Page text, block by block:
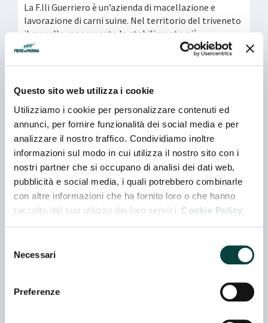
Questo sito web utilizza i cookie
Utilizziamo i cookie per personalizzare contenuti ed
annunci, per fornire funzionalità dei social media e per
analizzare il nostro traffico. Condividiamo inoltre
informazioni sul modo in cui utilizza il nostro sito con i
nostri partner che si occupano di analisi dei dati web,
pubblicità e social media, i quali potrebbero combinarle
con altre informazioni che ha fornito loro o che hanno
raccolto dal suo utilizzo dei loro servizi. Cookie Policy.
delNecessari
Preferenze
La F.lli Guerriero è un’azienda di macellazione e
lavorazione di carni suine. Nel territorio del triveneto
il macello rappresenta lo stabilimento più
importante. Adiacente al macello si trova il
salumificio, dotato di impianti e macchinari di
vista tecnologico, senza far perdere al prodotto la
grande prosciuttificio inserito nel circuito del
Prosciutto Veneto Dop, Prosciuttificio Ducale Srl. Ad
oggi l'azienda è autorizzata all'esportazione in
Giappone, Canada, Hong Kong, Ecuador e Brasile.
Contatti
Indirizzo
00390499050683